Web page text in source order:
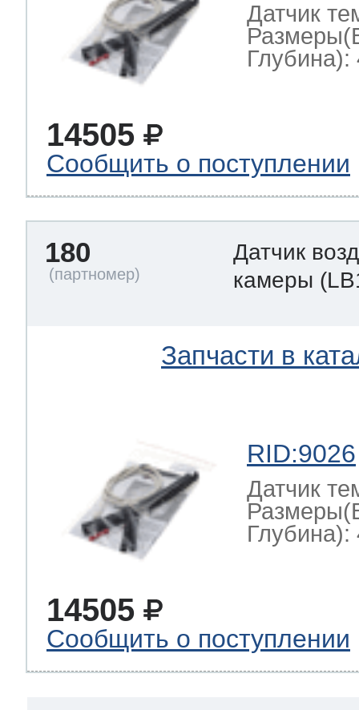
Датчик
Глубина):
14505
Сообщить о поступлении
180
Датчик
камеры
Запчасти в
RID:9026
Датчик
Глубина):
14505
Сообщить о поступлении